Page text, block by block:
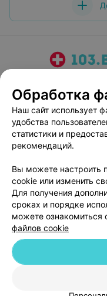
Медицинский
© 2026 ООО «Артокс Лаб»,
Обработка
Наш сайт использует
удобства
статистики и
рекомендаций.
Вы можете настроить
cookie или изменить
Для получения
сроках и порядке
можете ознакомиться
файлов cookie